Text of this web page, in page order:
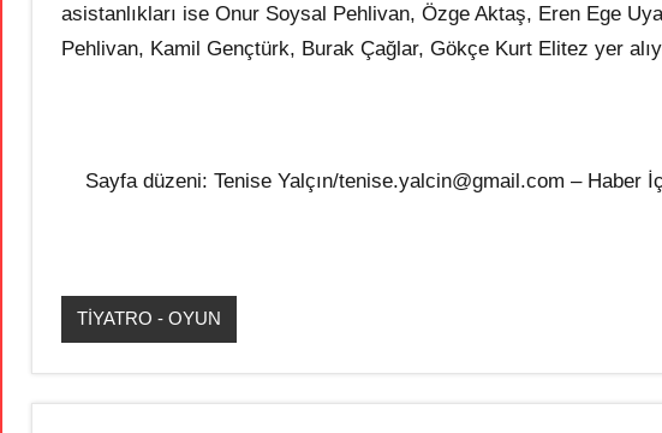
asistanlıkları ise Onur Soysal Pehlivan, Özge Aktaş, Eren Ege
Pehlivan, Kamil Gençtürk, Burak Çağlar, Gökçe Kurt Elitez yer
Sayfa düzeni: Tenise Yalçın/tenise.yalcin@gmail.com – Haber
TİYATRO - OYUN